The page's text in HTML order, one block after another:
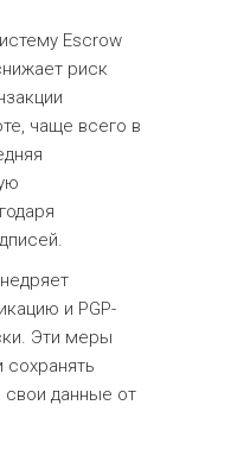
Escrow
риск
чаще всего в
и PGP-
Эти меры
данные от